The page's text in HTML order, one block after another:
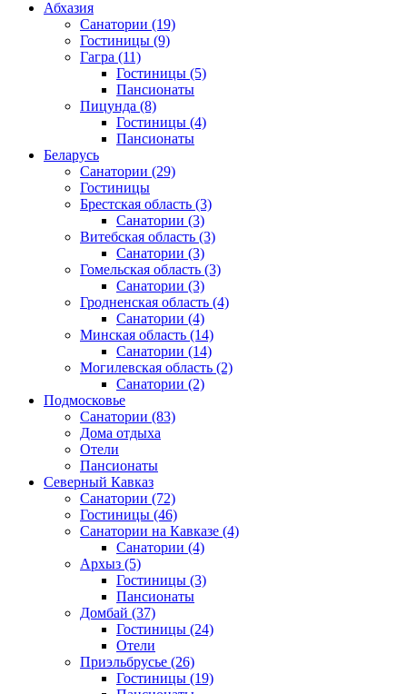
Абхазия
Санатории (19)
Гостиницы (9)
Гагра (11)
Гостиницы (5)
Пансионаты
Пицунда (8)
Гостиницы (4)
Пансионаты
Беларусь
Санатории (29)
Гостиницы
Брестская область (3)
Санатории (3)
Витебская область (3)
Санатории (3)
Гомельская область (3)
Санатории (3)
Гродненская область (4)
Санатории (4)
Минская область (14)
Санатории (14)
Могилевская область (2)
Санатории (2)
Подмосковье
Санатории (83)
Дома отдыха
Отели
Пансионаты
Северный Кавказ
Санатории (72)
Гостиницы (46)
Санатории на Кавказе (4)
Санатории (4)
Архыз (5)
Гостиницы (3)
Пансионаты
Домбай (37)
Гостиницы (24)
Отели
Приэльбрусье (26)
Гостиницы (19)